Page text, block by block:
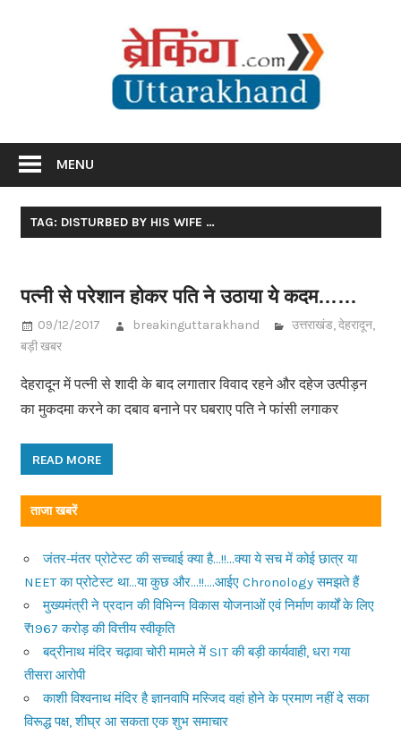
MENU
TAG: DISTURBED BY HIS WIFE …
पत्नी से परेशान होकर पति ने उठाया ये कदम……
09/12/2017 breakinguttarakhand उत्तराखंड,देहरादून,
बड़ी खबर
देहरादून में पत्नी से शादी के बाद लगातार विवाद रहने और दहेज उत्पीड़न
का मुकदमा करने का दबाव बनाने पर घबराए पति ने फांसी लगाकर
READ MORE
ताजा खबरें
जंतर-मंतर प्रोटेस्ट की सच्चाई क्या है…!!…क्या ये सच में कोई छात्र या
NEET का प्रोटेस्ट था…या कुछ और…!!….आईए Chronology समझते हैं
मुख्यमंत्री ने प्रदान की विभिन्न विकास योजनाओं एवं निर्माण कार्यों के लिए
₹1967 करोड़ की वित्तीय स्वीकृति
बद्रीनाथ मंदिर चढ़ावा चोरी मामले में SIT की बड़ी कार्यवाही, धरा गया
तीसरा आरोपी
काशी विश्वनाथ मंदिर है ज्ञानवापि मस्जिद वहां होने के प्रमाण नहीं दे सका
विरूद्ध पक्ष, शीघ्र आ सकता एक शुभ समाचार